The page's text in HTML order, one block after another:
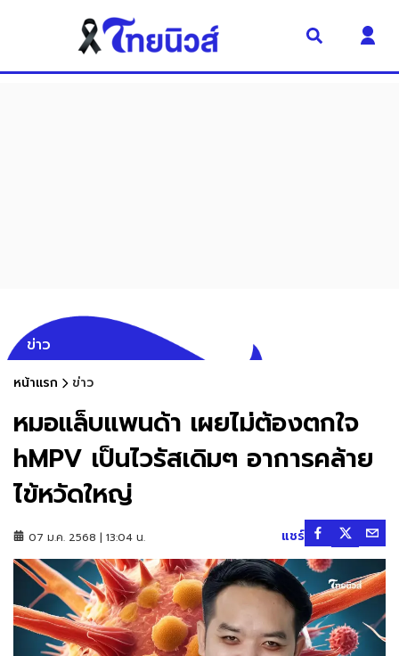
ข่าว
หน้าแรก ข่าว
หมอแล็บแพนด้า เผยไม่ต้องตกใจ
hMPV เป็นไวรัสเดิมๆ อาการคล้าย
ไข้หวัดใหญ่
07 ม.ค. 2568 | 13:04 น. แชร์